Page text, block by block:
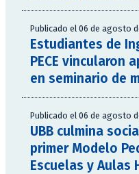
Publicado el 06 de agosto
Estudiantes de
PECE vincularon
en seminario de
Publicado el 06 de agosto
UBB culmina
primer Modelo
Escuelas y Aulas